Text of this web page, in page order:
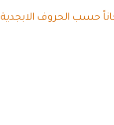
حسب الحروف الابجدية